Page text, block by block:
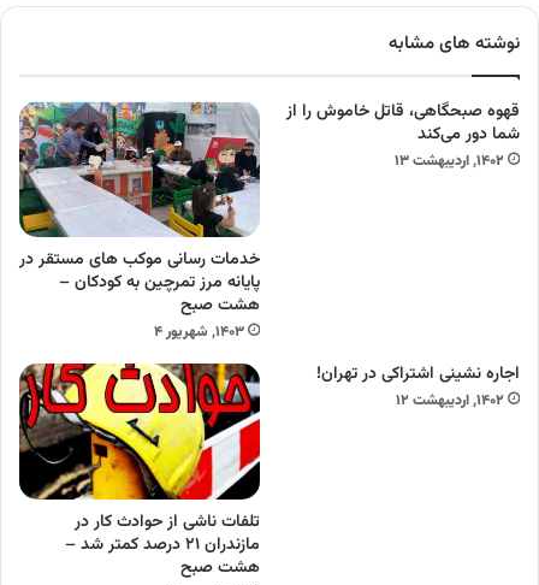
نوشته های مشابه
قهوه صبحگاهی، قاتل خاموش را از
شما دور می‌کند
۱۴۰۲, اردیبهشت ۱۳
خدمات رسانی موکب های مستقر در
پایانه مرز تمرچین به کودکان –
هشت صبح
۱۴۰۳, شهریور ۴
اجاره نشینی اشتراکی در تهران!
۱۴۰۲, اردیبهشت ۱۲
تلفات ناشی از حوادث کار در
مازندران ۲۱ درصد کمتر شد –
هشت صبح